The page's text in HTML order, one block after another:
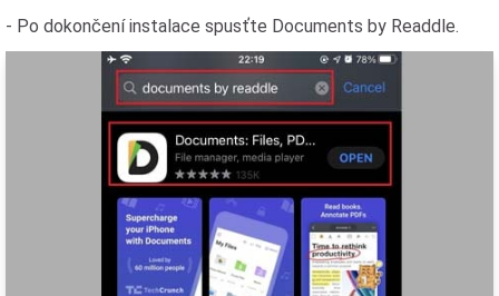
- Po dokončení instalace spusťte Documents by Readdle.